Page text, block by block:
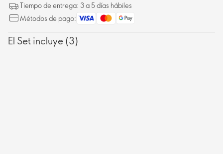
Tiempo de entrega: 3 a 5 días hábiles
Métodos de pago:
El Set incluye (3)